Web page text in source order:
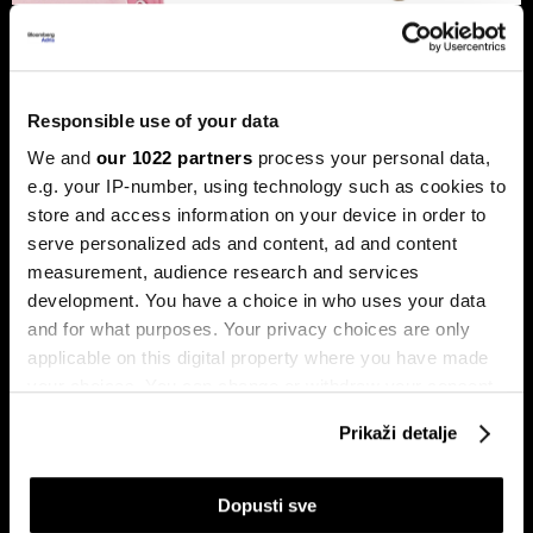
Responsible use of your data
We and our 1022 partners process your personal data,
e.g. your IP-number, using technology such as cookies to
store and access information on your device in order to
serve personalized ads and content, ad and content
measurement, audience research and services
development. You have a choice in who uses your data
and for what purposes. Your privacy choices are only
applicable on this digital property where you have made
If you allow, we would also like to:
Prikaži detalje
Dopusti sve
Banke traže veći limit za potrošačke
kredite: Prag od 50.000 KM prenizak
potrošačke, odnosno nenamjenske kredite sa sadašnjih
plata i životnih troškova.
Transferi do 5.000 KM za svega